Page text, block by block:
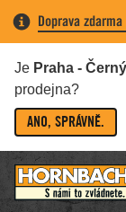
Doprava
Je Praha -
prodejna?
ANO, SPRÁVNĚ.